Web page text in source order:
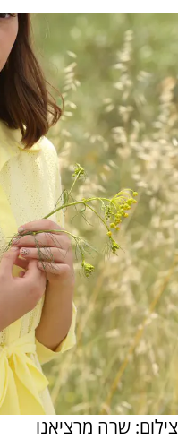
צילום: שרה מרציאנו